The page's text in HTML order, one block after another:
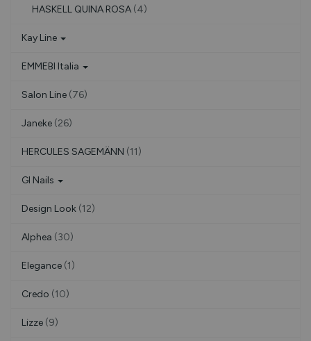
HASKELL QUINA ROSA (4)
Kay Line
EMMEBI Italia
Salon Line (76)
Janeke (26)
HERCULES SAGEMÄNN (11)
Gl Nails
Design Look (12)
Alphea (30)
Elegance (1)
Credo (10)
Lizze (9)